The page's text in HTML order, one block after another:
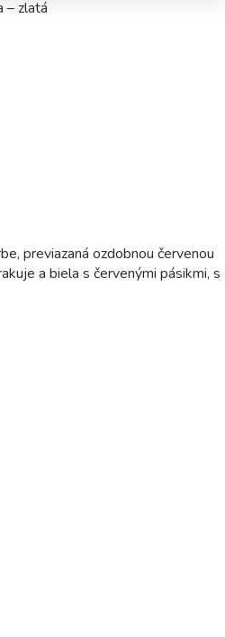
– zlatá
previazaná ozdobnou červenou
a biela s červenými pásikmi, s